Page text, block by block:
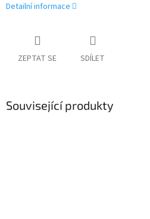
Detailní informace
ZEPTAT SE SDÍLET
Související produkty